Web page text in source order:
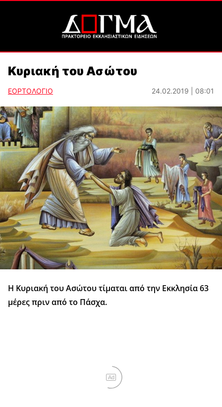
Κυριακή του Ασώτου
ΕΟΡΤΟΛΟΓΙΟ 24.02.2019 | 08:01
Η Κυριακή του Ασώτου τίμαται από την Εκκλησία 63
μέρες πριν από το Πάσχα.
Ad